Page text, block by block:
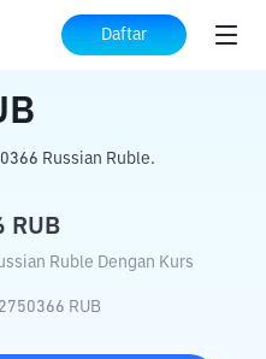
Daftar
LIGHT RUB
Russian Ruble.
RUB
Ruble Dengan Kurs
RUB